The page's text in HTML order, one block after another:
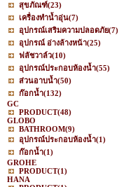
สุขภัณฑ์(23)
เครื่องทำน้ำอุ่น(7)
อุปกรณ์เสริมความปลอดภัย(7)
อุปกรณ์ อ่างล้างหน้า(25)
ฟลัชวาล์ว(10)
อุปกรณ์ประกอบห้องน้ำ(55)
ส่วนอาบน้ำ(50)
ก๊อกน้ำ(132)
GC
PRODUCT(48)
GLOBO
BATHROOM(9)
อุปกรณ์ประกอบห้องน้ำ(1)
ก๊อกน้ำ(1)
GROHE
PRODUCT(1)
HANA